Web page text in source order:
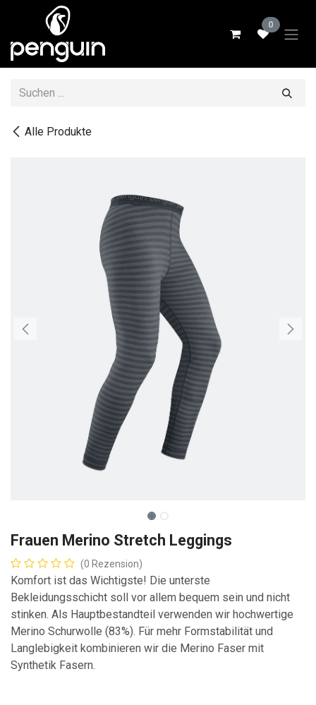
Zum Inhalt springen
0
Alle Produkte
Frauen Merino Stretch Leggings
(0 Rezension)
Komfort ist das Wichtigste! Die unterste
Bekleidungsschicht soll vor allem bequem sein und nicht
stinken. Als Hauptbestandteil verwenden wir hochwertige
Merino Schurwolle (83%). Für mehr Formstabilität und
Langlebigkeit kombinieren wir die Merino Faser mit
Synthetik Fasern.